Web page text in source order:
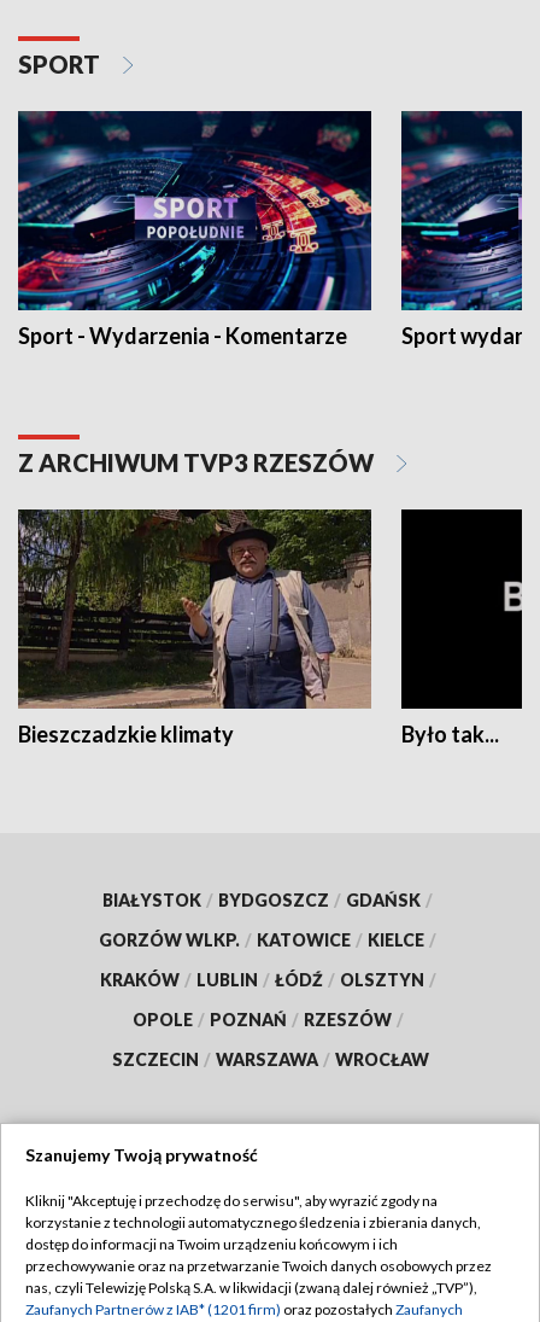
SPORT
Sport - Wydarzenia - Komentarze Sport
Z ARCHIWUM TVP3 RZESZÓW
Bieszczadzkie klimaty Było tak...
BIAŁYSTOK / BYDGOSZCZ / GDAŃSK /
GORZÓW WLKP. / KATOWICE / KIELCE /
KRAKÓW / LUBLIN / ŁÓDŹ / OLSZTYN /
OPOLE / POZNAŃ / RZESZÓW /
SZCZECIN / WARSZAWA / WROCŁAW
TVP
Abonament TVP
Emisja w TVP
Regulamin TVP
Polityka prywatności
Szanujemy Twoją prywatność
Kliknij "Akceptuję i przechodzę do serwisu", aby wyrazić zgody na
korzystanie z technologii automatycznego śledzenia i zbierania danych,
dostęp do informacji na Twoim urządzeniu końcowym i ich
przechowywanie oraz na przetwarzanie Twoich danych osobowych przez
nas, czyli Telewizję Polską S.A. w likwidacji (zwaną dalej również „TVP”),
Zaufanych Partnerów z IAB* (1201 firm) oraz pozostałych Zaufanych